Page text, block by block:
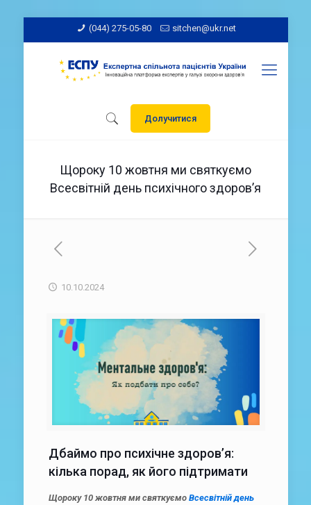
(044) 275-05-80 sitchen@ukr.net
Долучитися
Щороку 10 жовтня ми святкуємо
Всесвітній день психічного здоров’я
10.10.2024
Дбаймо про психічне здоров’я:
кілька порад, як його підтримати
Щороку 10 жовтня ми святкуємо Всесвітній день